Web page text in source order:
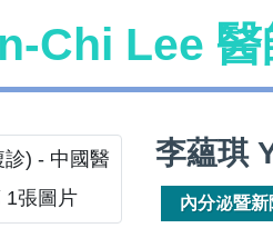
Chi Lee
李蘊琪
內分泌暨